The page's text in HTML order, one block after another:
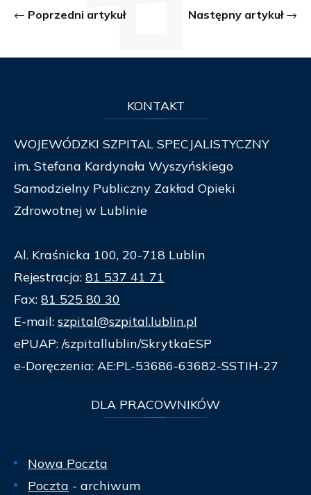
Poprzedni artykuł Następny artykuł
KONTAKT
WOJEWÓDZKI SZPITAL SPECJALISTYCZNY
im. Stefana Kardynała Wyszyńskiego
Samodzielny Publiczny Zakład Opieki
Zdrowotnej w Lublinie
Al. Kraśnicka 100, 20-718 Lublin
Rejestracja: 81 537 41 71
Fax: 81 525 80 30
E-mail: szpital@szpital.lublin.pl
ePUAP: /szpitallublin/SkrytkaESP
e-Doręczenia: AE:PL-53686-63682-SSTIH-27
DLA PRACOWNIKÓW
Nowa Poczta
Poczta - archiwum